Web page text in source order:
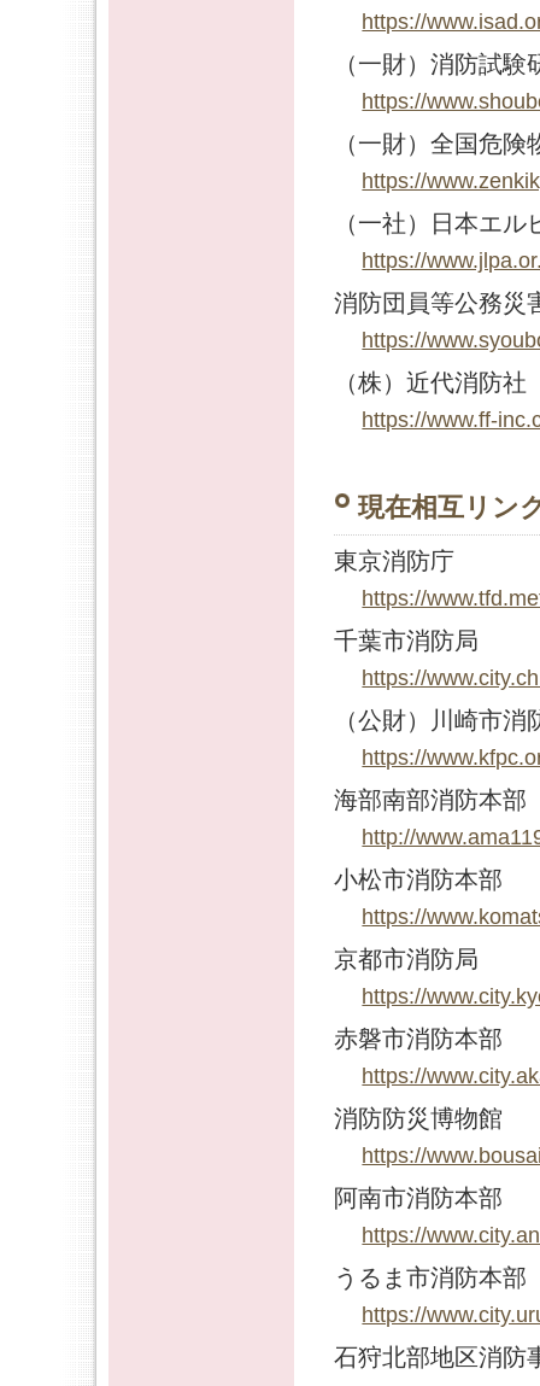
https://
（一財）消防試験
https://
（一財）全国危険
https://
（一社）日本エ
https://
消防団員等公務災
https://
（株）近代消防社
https://www.ff-
現在相互リン
東京消防庁
https://
千葉市消防局
https://
（公財）川崎市
https://
海部南部消防本部
http://
小松市消防本部
https://
京都市消防局
https://
赤磐市消防本部
https://
消防防災博物館
https://
阿南市消防本部
https://
うるま市消防本部
https://
石狩北部地区消防